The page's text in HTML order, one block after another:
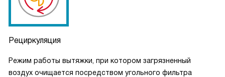
Рециркуляция
Режим работы вытяжки, при котором загрязненный
воздух очищается посредством угольного фильтра